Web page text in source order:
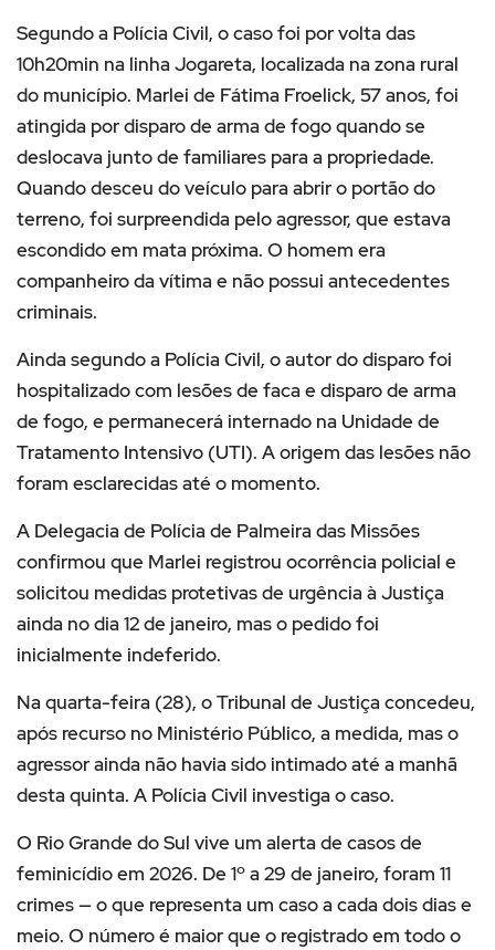
Segundo a Polícia Civil, o caso foi por volta das
10h20min na linha Jogareta, localizada na zona rural
do município. Marlei de Fátima Froelick, 57 anos, foi
atingida por disparo de arma de fogo quando se
deslocava junto de familiares para a propriedade.
Quando desceu do veículo para abrir o portão do
terreno, foi surpreendida pelo agressor, que estava
escondido em mata próxima. O homem era
companheiro da vítima e não possui antecedentes
criminais.
Ainda segundo a Polícia Civil, o autor do disparo foi
hospitalizado com lesões de faca e disparo de arma
de fogo, e permanecerá internado na Unidade de
Tratamento Intensivo (UTI). A origem das lesões não
foram esclarecidas até o momento.
A Delegacia de Polícia de Palmeira das Missões
confirmou que Marlei registrou ocorrência policial e
solicitou medidas protetivas de urgência à Justiça
ainda no dia 12 de janeiro, mas o pedido foi
inicialmente indeferido.
Na quarta-feira (28), o Tribunal de Justiça concedeu,
após recurso no Ministério Público, a medida, mas o
agressor ainda não havia sido intimado até a manhã
desta quinta. A Polícia Civil investiga o caso.
O Rio Grande do Sul vive um alerta de casos de
feminicídio em 2026. De 1º a 29 de janeiro, foram 11
crimes — o que representa um caso a cada dois dias e
meio. O número é maior que o registrado em todo o